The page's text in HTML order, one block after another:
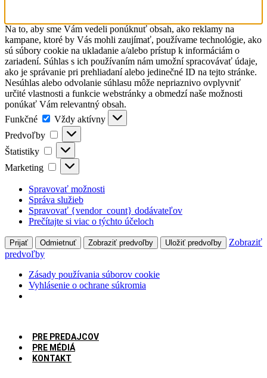
Na to, aby sme Vám vedeli ponúknuť obsah, ako reklamy na
kampane, ktoré by Vás mohli zaujímať, používame technológie, ako
sú súbory cookie na ukladanie a/alebo prístup k informáciám o
zariadení. Súhlas s ich používaním nám umožní spracovávať údaje,
ako je správanie pri prehliadaní alebo jedinečné ID na tejto stránke.
Nesúhlas alebo odvolanie súhlasu môže nepriaznivo ovplyvniť
určité vlastnosti a funkcie webstránky a obmedzí naše možnosti
ponúkať Vám relevantný obsah.
Funkčné
Funkčné
Vždy aktívny
Predvoľby
Predvoľby
Štatistiky Štatistiky
Marketing Marketing
Spravovať možnosti
Správa služieb
Spravovať {vendor_count} dodávateľov
Prečítajte si viac o týchto účeloch
Prijať Odmietnuť Zobraziť predvoľby Uložiť predvoľby
Zobraziť
predvoľby
Zásady používania súborov cookie
Vyhlásenie o ochrane súkromia
obsah
PRE PREDAJCOV
PRE MÉDIÁ
KONTAKT